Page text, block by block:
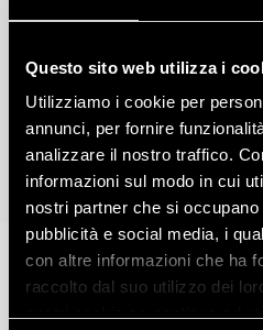
Questo sito web utilizza i
Utilizziamo i cookie per
annunci, per fornire
analizzare il nostro traffico.
informazioni sul modo in cui
nostri partner che si
pubblicità e social media, i
con altre informazioni che ha
raccolto dal suo utilizzo dei